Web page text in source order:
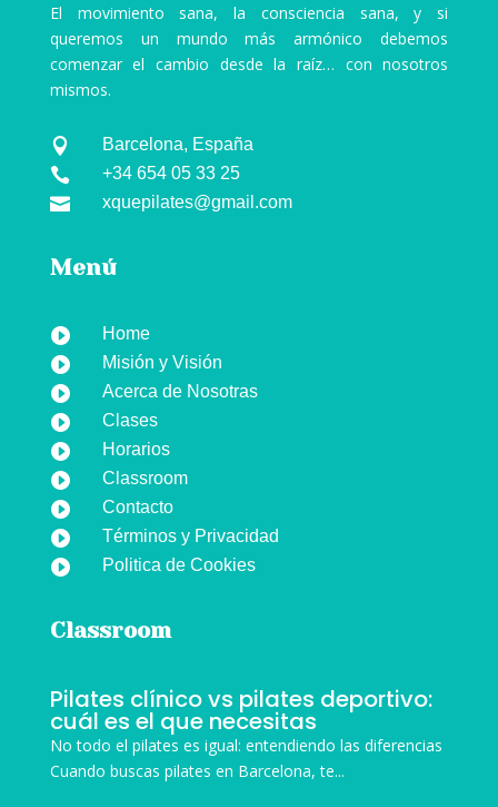
El movimiento sana, la consciencia sana, y si
queremos un mundo más armónico debemos
comenzar el cambio desde la raíz… con nosotros
mismos.
 Barcelona, España
 +34 654 05 33 25
 xquepilates@gmail.com
Menú
 Home
 Misión y Visión
 Acerca de Nosotras
 Clases
 Horarios
 Classroom
 Contacto
 Términos y Privacidad
 Politica de Cookies
Classroom
Pilates clínico vs pilates deportivo:
cuál es el que necesitas
No todo el pilates es igual: entendiendo las diferencias
Cuando buscas pilates en Barcelona, te...